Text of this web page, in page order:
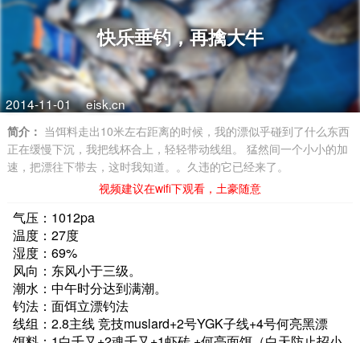
快乐垂钓，再擒大牛
2014-11-01 eisk.cn
简介： 当饵料走出10米左右距离的时候，我的漂似乎碰到了什么东西
正在缓慢下沉，我把线杯合上，轻轻带动线组。 猛然间一个小小的加
速，把漂往下带去，这时我知道。。久违的它已经来了。
视频建议在wifi下观看，土豪随意
气压：1012pa
温度：27度
湿度：69%
风向：东风小于三级。
潮水：中午时分达到满潮。
钓法：面饵立漂钓法
线组：2.8主线 竞技muslard+2号YGK子线+4号何亮黑漂